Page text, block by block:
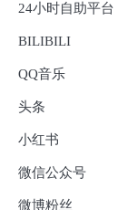
24小时自助平台
BILIBILI
QQ音乐
头条
小红书
微信公众号
微博粉丝